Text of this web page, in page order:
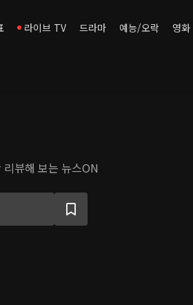
라이브 TV 드라마 예능/오락 영화
뷰해 보는 뉴스ON